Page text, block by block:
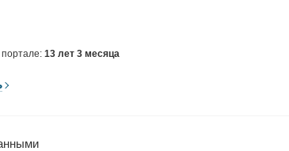
13 лет 3 месяца